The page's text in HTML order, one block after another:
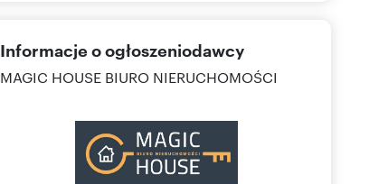
Informacje o ogłoszeniodawcy
MAGIC HOUSE BIURO NIERUCHOMOŚCI